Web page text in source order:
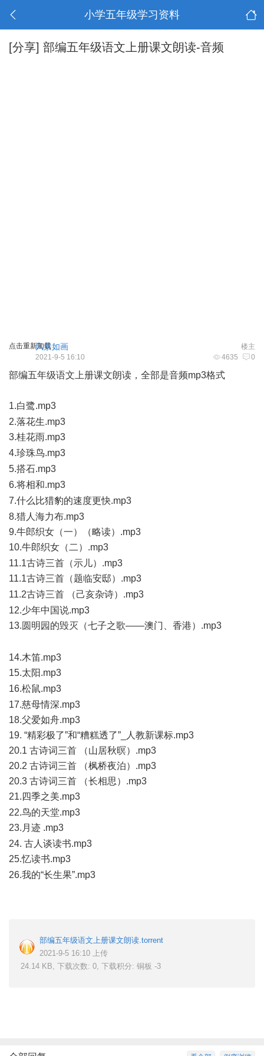
小学五年级学习资料
[分享] 部编五年级语文上册课文朗读-音频
点击重新加载 楼主
风景如画
4635 0
2021-9-5 16:10
部编五年级语文上册课文朗读，全部是音频mp3格式
1.白鹭.mp3
2.落花生.mp3
3.桂花雨.mp3
4.珍珠鸟.mp3
5.搭石.mp3
6.将相和.mp3
7.什么比猎豹的速度更快.mp3
8.猎人海力布.mp3
9.牛郎织女（一）（略读）.mp3
10.牛郎织女（二）.mp3
11.1古诗三首（示儿）.mp3
11.1古诗三首（题临安邸）.mp3
11.2古诗三首 （己亥杂诗）.mp3
12.少年中国说.mp3
13.圆明园的毁灭（七子之歌——澳门、香港）.mp3
14.木笛.mp3
15.太阳.mp3
16.松鼠.mp3
17.慈母情深.mp3
18.父爱如舟.mp3
19. “精彩极了”和“糟糕透了”_人教新课标.mp3
20.1 古诗词三首 （山居秋暝）.mp3
20.2 古诗词三首 （枫桥夜泊）.mp3
20.3 古诗词三首 （长相思）.mp3
21.四季之美.mp3
22.鸟的天堂.mp3
23.月迹 .mp3
24. 古人谈读书.mp3
25.忆读书.mp3
26.我的“长生果”.mp3
部编五年级语文上册课文朗读.torrent
2021-9-5 16:10 上传
24.14 KB, 下载次数: 0, 下载积分: 铜板 -3